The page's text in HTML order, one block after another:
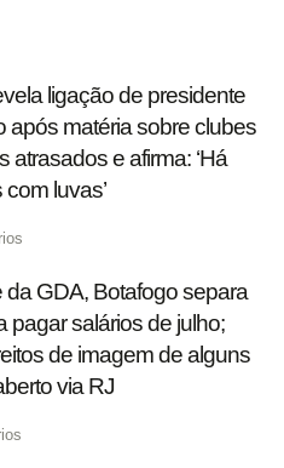
ligação de presidente
após matéria sobre clubes
atrasados e afirma: ‘Há
luvas’
da GDA, Botafogo separa
pagar salários de julho;
de imagem de alguns
via RJ